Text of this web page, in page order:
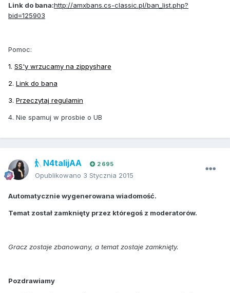
Link do bana:http://amxbans.cs-classic.pl/ban_list.php?
bid=125903
Pomoc:
1. SS'y wrzucamy na zippyshare
2. Link do bana
3. Przeczytaj regulamin
4. Nie spamuj w prosbie o UB
N4talijAA 2 695
Opublikowano 3 Stycznia 2015
Automatycznie wygenerowana wiadomość.
Temat został zamknięty przez któregoś z moderatorów.
Gracz zostaje zbanowany, a temat zostaje zamknięty.
Pozdrawiamy